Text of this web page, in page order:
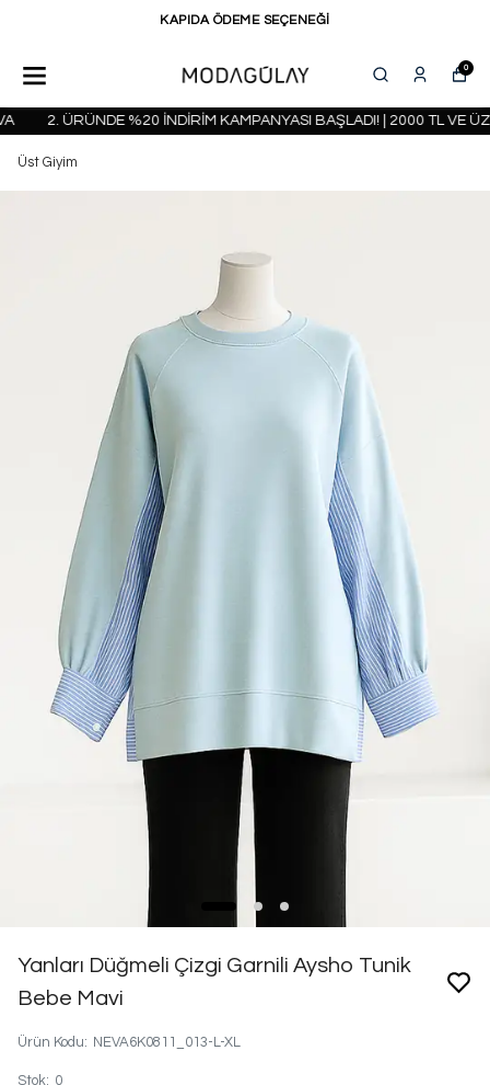
KAPIDA ÖDEME SEÇENEĞİ
0
2. ÜRÜNDE %20 İNDİRİM KAMPANYASI BAŞLADI! | 2000 TL VE
Üst Giyim
Yanları Düğmeli Çizgi Garnili Aysho Tunik
Bebe Mavi
Ürün Kodu: NEVA6K0811_013-L-XL
Stok: 0